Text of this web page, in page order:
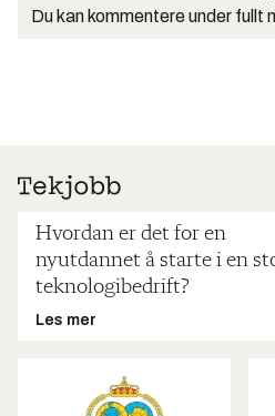
Du kan kommentere under fullt
Hvordan er det for en
nyutdannet å starte i en
teknologibedrift?
Les mer